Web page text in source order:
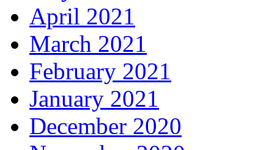
April 2021
March 2021
February 2021
January 2021
December 2020